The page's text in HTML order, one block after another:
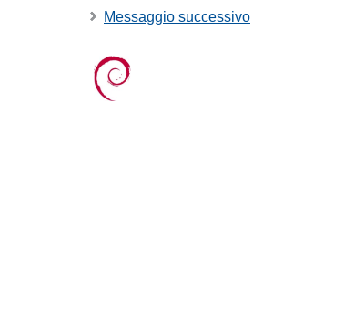
Messaggio successivo